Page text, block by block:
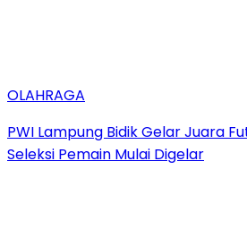
OLAHRAGA
PWI Lampung Bidik Gelar Juara
Seleksi Pemain Mulai Digelar